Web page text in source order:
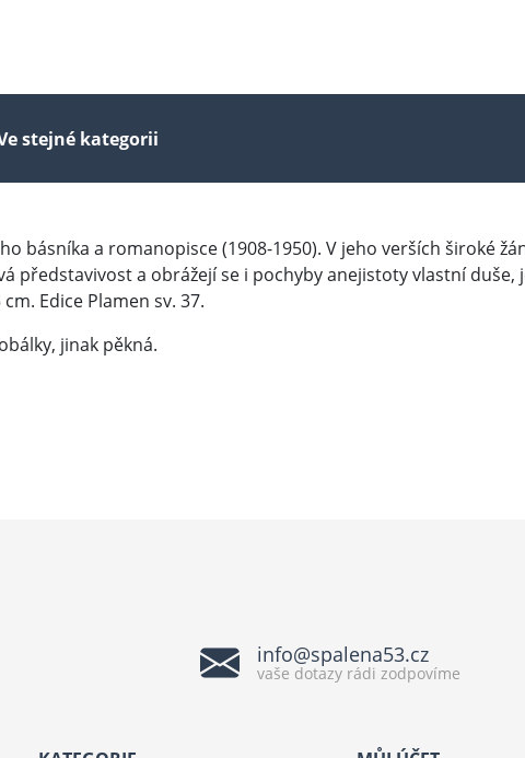
stejné kategorii
básníka a romanopisce (1908-1950). V jeho verších široké
představivost a obrážejí se i pochyby anejistoty vlastní
Edice Plamen sv. 37.
jinak pěkná.
info@spalena53.cz
vaše dotazy rádi zodpovíme